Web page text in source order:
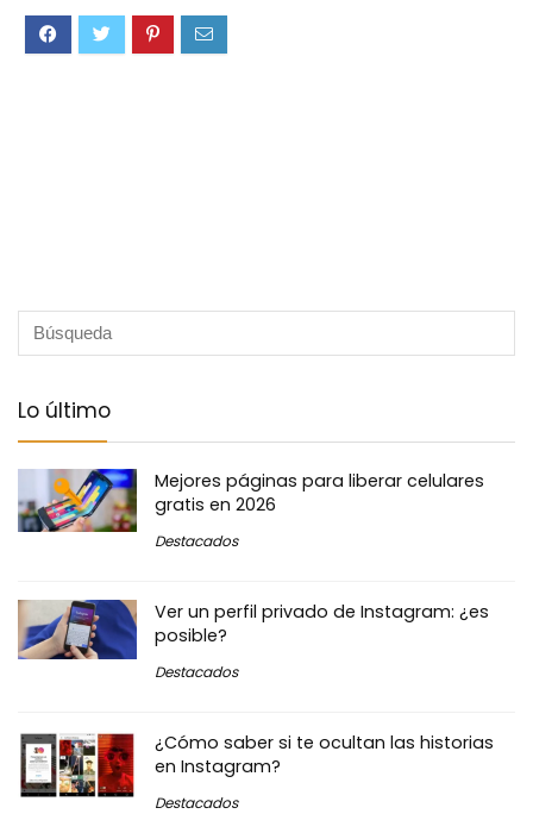
Lo último
Mejores páginas para liberar celulares
gratis en 2026
Destacados
Ver un perfil privado de Instagram: ¿es
posible?
Destacados
¿Cómo saber si te ocultan las historias
en Instagram?
Destacados